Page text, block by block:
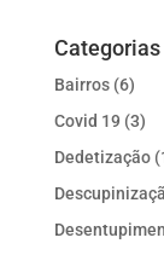
Categorias
Bairros(6)
Covid 19 (3)
Dedetização